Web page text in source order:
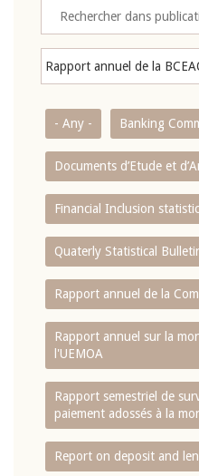
- Any - Banking
Documents d’Etude et
Financial Inclusion
Quaterly Statistical
Rapport annuel de la
Rapport annuel sur la
l'UEMOA
Rapport semestriel de
paiement adossés à la
Report on deposit and